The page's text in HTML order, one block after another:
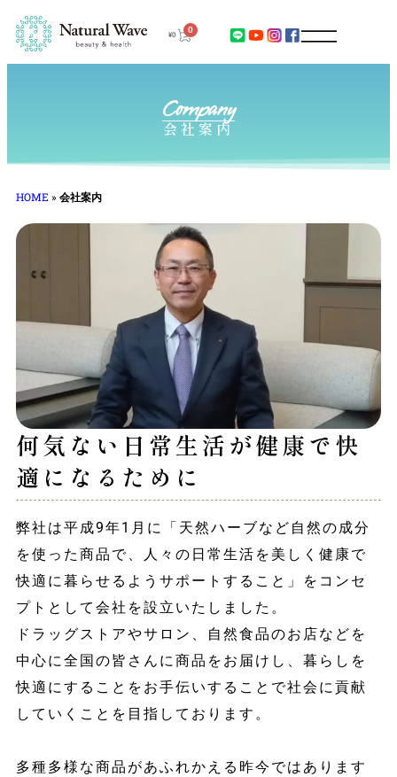
¥0
0
Company
会社案内
HOME » 会社案内
何気ない日常生活が健康で快
適になるために
弊社は平成9年1月に「天然ハーブなど自然の成分
を使った商品で、人々の日常生活を美しく健康で
快適に暮らせるようサポートすること」をコンセ
プトとして会社を設立いたしました。
ドラッグストアやサロン、自然食品のお店などを
中心に全国の皆さんに商品をお届けし、暮らしを
快適にすることをお手伝いすることで社会に貢献
していくことを目指しております。
多種多様な商品があふれかえる昨今ではあります